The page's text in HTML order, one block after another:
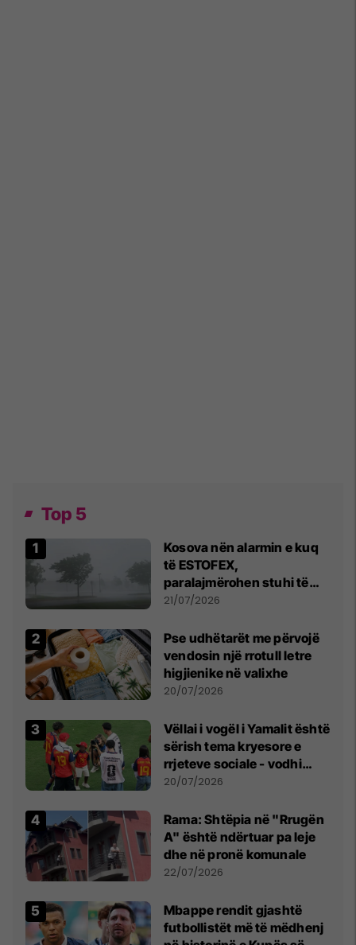
Top 5
Kosova nën alarmin e kuq
të ESTOFEX,
paralajmërohen stuhi të
fuqishme me breshër dhe
21/07/2026
Pse udhëtarët me përvojë
vendosin një rrotull letre
higjienike në valixhe
20/07/2026
Vëllai i vogël i Yamalit është
sërish tema kryesore e
rrjeteve sociale - vodhi
vëmendjen pas finales së
20/07/2026
Rama: Shtëpia në "Rrugën
A" është ndërtuar pa leje
dhe në pronë komunale
22/07/2026
Mbappe rendit gjashtë
futbollistët më të mëdhenj